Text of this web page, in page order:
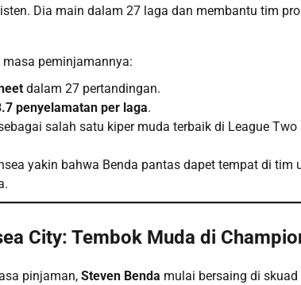
Dia main dalam 27 laga dan membantu tim
peminjamannya:
dalam 27 pertandingan.
penyelamatan per laga.
salah satu kiper muda terbaik di League Two
yakin bahwa Benda pantas dapet tempat di
City: Tembok Muda di
pinjaman, Steven Benda mulai bersaing di